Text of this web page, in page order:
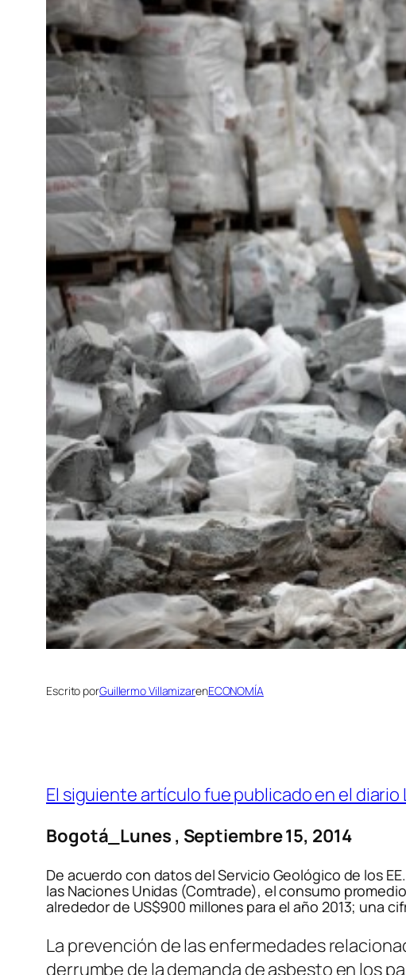
Escrito porGuillermo VillamizarenECONOMÍA
El siguiente artículo fue publicado en el diario
Bogotá_ Lunes , Septiembre 15, 2014
De acuerdo con datos del Servicio Geológico de los
las Naciones Unidas (Comtrade), el consumo
alrededor de US$900 millones para el año 2013; una
La prevención de las enfermedades
derrumbe de la demanda de asbesto en los